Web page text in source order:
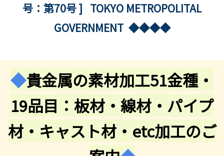
号：第70号 ] TOKYO METROPOLITAL
GOVERNMENT ◆◆◆◆
◆貴金属の素材加工51金種・
19品目：板材・線材・パイプ
材・キャスト材・etc加工のご